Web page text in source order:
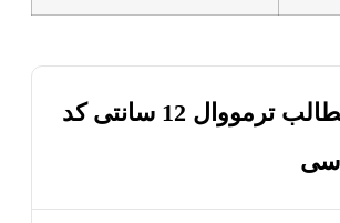
فهرست مطالب ترمووال 12 سانتی کد